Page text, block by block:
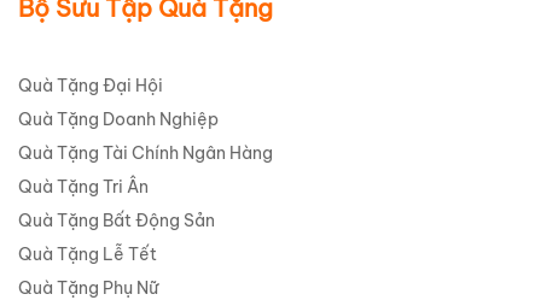
Bộ Sưu Tập Quà Tặng
Quà Tặng Đại Hội
Quà Tặng Doanh Nghiệp
Quà Tặng Tài Chính Ngân Hàng
Quà Tặng Tri Ân
Quà Tặng Bất Động Sản
Quà Tặng Lễ Tết
Quà Tặng Phụ Nữ